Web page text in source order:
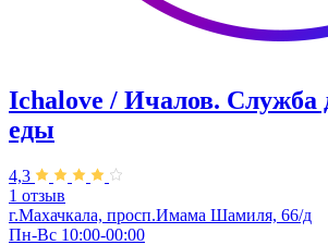
Ichalove / Ичалов. Служба
еды
4,3
1 отзыв
г.Махачкала, ​просп.Имама Шамиля, 66/д
Пн-Вс 10:00-00:00